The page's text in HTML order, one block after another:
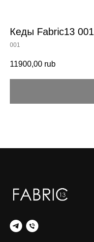
Кеды Fabric13 001
001
11900,00 rub